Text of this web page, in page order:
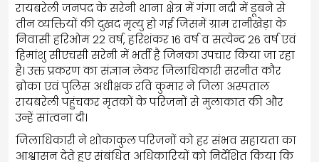
रायबरेली जनपद के सरेनी थाना क्षेत्र में गंगा नदी में डूबने से
तीन व्यक्तियों की दुखद मृत्यु हो गई जिसमें ग्राम रानीखेड़ा के
निवासी हरिओम 22 वर्ष, हरिशंकर 16 वर्ष व सत्येन्द 26 वर्ष एवं
हिमांशु सीएचसी सरेनी में भर्ती है जिनका उपचार किया जा रहा
है। उक्त प्रकरण का संज्ञान लेकर जिलाधिकारी सरनीत कौर
ब्रोका एवं पुलिस अधीक्षक रवि कुमार ने जिला अस्पताल
रायबरेली पहुंचकर मृतकों के परिजनों से मुलाकात की और
उन्हें सांत्वना दी।
जिलाधिकारी ने शोकाकुल परिजनों को हर संभव सहायता का
आश्वासन देते हुए संबंधित अधिकारियों को निर्देशित किया कि